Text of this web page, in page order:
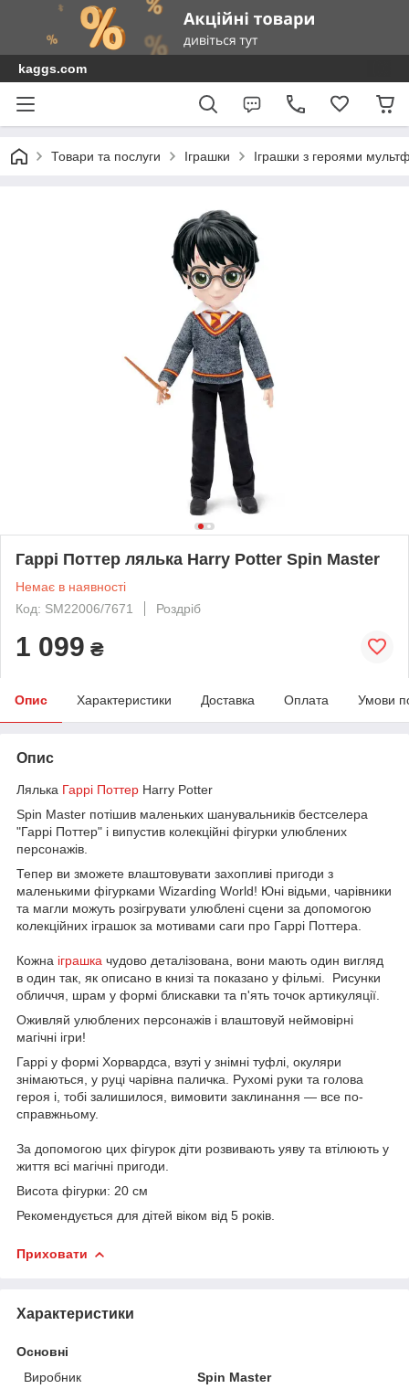
kaggs.com
Товари та послуги Іграшки Іграшки з героями
Гаррі Поттер лялька Harry Potter Spin Master
Немає в наявності
Код: SM22006/7671
Роздріб
1 099 ₴
Опис Характеристики Доставка Оплата Умови
Опис
Лялька Гаррі Поттер Harry Potter
Spin Master потішив маленьких шанувальників бестселера
"Гаррі Поттер" і випустив колекційні фігурки улюблених
персонажів.
Тепер ви зможете влаштовувати захопливі пригоди з
маленькими фігурками Wizarding World! Юні відьми, чарівники
та магли можуть розігрувати улюблені сцени за допомогою
колекційних іграшок за мотивами саги про Гаррі Поттера.
Кожна іграшка чудово деталізована, вони мають один вигляд
в один так, як описано в книзі та показано у фільмі. Рисунки
обличчя, шрам у формі блискавки та п'ять точок артикуляції.
Оживляй улюблених персонажів і влаштовуй неймовірні
магічні ігри!
Гаррі у формі Хорвардса, взуті у знімні туфлі, окуляри
знімаються, у руці чарівна паличка. Рухомі руки та голова
героя і, тобі залишилося, вимовити заклинання — все по-
справжньому.
За допомогою цих фігурок діти розвивають уяву та втілюють у
життя всі магічні пригоди.
Висота фігурки: 20 см
Рекомендується для дітей віком від 5 років.
Приховати
Характеристики
Основні
Виробник
Spin Master